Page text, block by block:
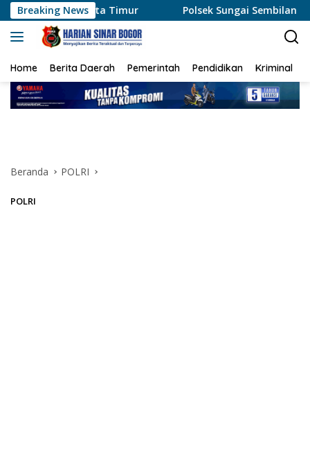
Langsung
ke
konten
Breaking News
Timur Polsek Sungai Sembilan Ungkap Kasus
Home Berita Daerah Pemerintah Pendidikan Kriminal
Beranda POLRI
POLRI